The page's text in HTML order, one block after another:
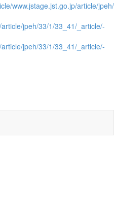
www.jstage.jst.go.jp/article/
jpeh/33/1/33_41/_article/-
jpeh/33/1/33_41/_article/-